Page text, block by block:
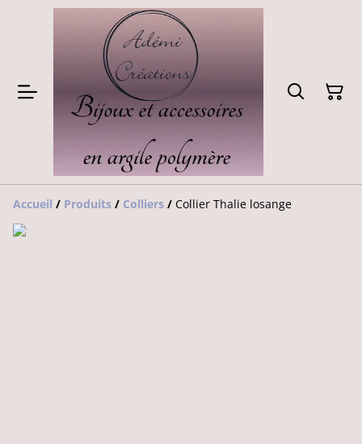
Accueil / Produits / Colliers / Collier Thalie losange